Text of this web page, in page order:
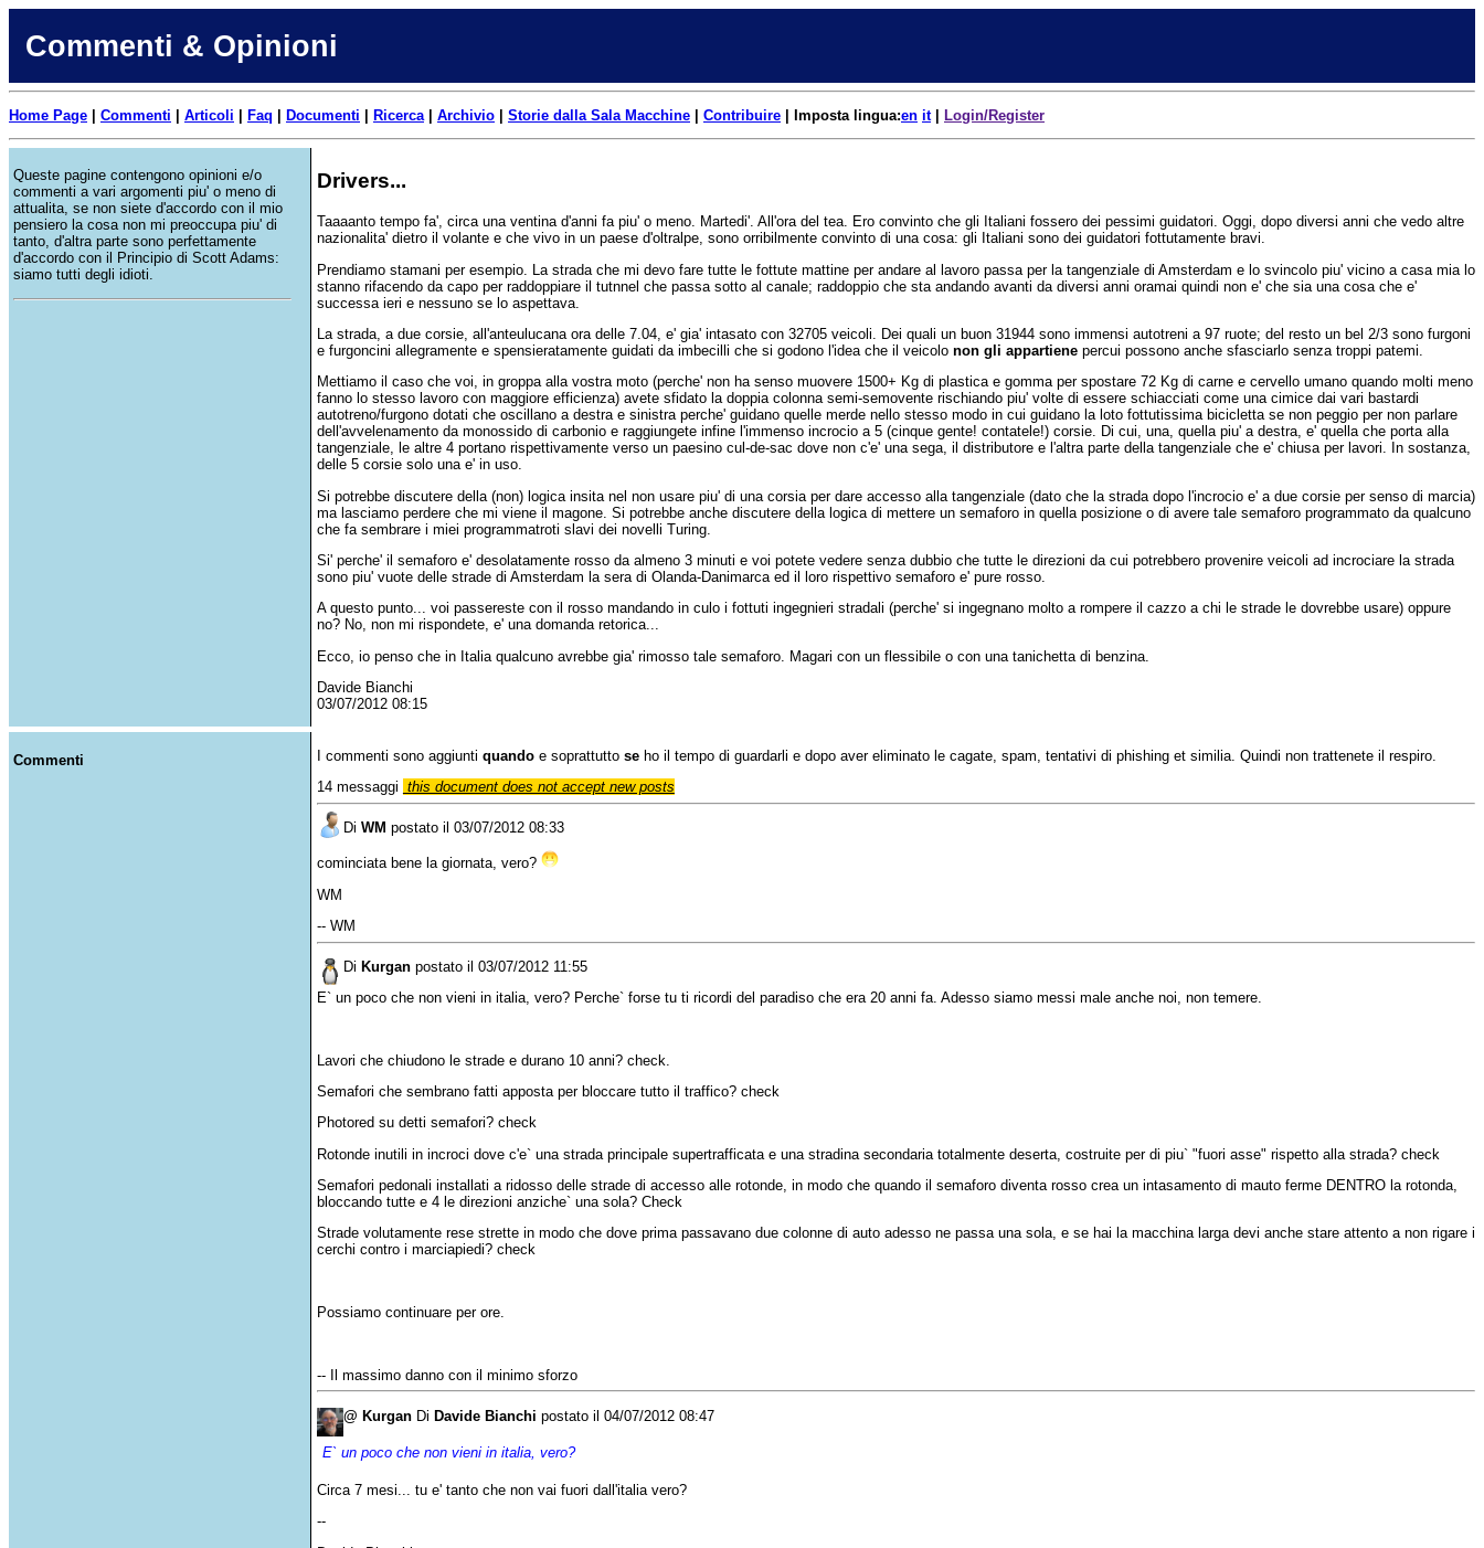
Commenti & Opinioni
Home Page Commenti Articoli Faq Documenti Ricerca Archivio Storie dalla Sala Macchine Contribuire | Imposta lingua:en it Login/Register
Queste pagine contengono opinioni e/o
commenti a vari argomenti piu' o meno di
attualita, se non siete d'accordo con il mio
pensiero la cosa non mi preoccupa piu' di
tanto, d'altra parte sono perfettamente
d'accordo con il Principio di Scott Adams:
siamo tutti degli idioti.
Drivers...
Taaaanto tempo fa', circa una ventina d'anni fa piu' o meno. Martedi'. All'ora del tea. Ero convinto che gli Italiani fossero dei pessimi guidatori. Oggi, dopo diversi anni che vedo altre
nazionalita' dietro il volante e che vivo in un paese d'oltralpe, sono orribilmente convinto di una cosa: gli Italiani sono dei guidatori fottutamente bravi.
Prendiamo stamani per esempio. La strada che mi devo fare tutte le fottute mattine per andare al lavoro passa per la tangenziale di Amsterdam e lo svincolo piu' vicino a casa mia lo
stanno rifacendo da capo per raddoppiare il tutnnel che passa sotto al canale; raddoppio che sta andando avanti da diversi anni oramai quindi non e' che sia una cosa che e'
successa ieri e nessuno se lo aspettava.
La strada, a due corsie, all'anteulucana ora delle 7.04, e' gia' intasato con 32705 veicoli. Dei quali un buon 31944 sono immensi autotreni a 97 ruote; del resto un bel 2/3 sono furgoni
e furgoncini allegramente e spensieratamente guidati da imbecilli che si godono l'idea che il veicolo non gli appartienepercui possono anche sfasciarlo senza troppi patemi.
Mettiamo il caso che voi, in groppa alla vostra moto (perche' non ha senso muovere 1500+ Kg di plastica e gomma per spostare 72 Kg di carne e cervello umano quando molti meno
fanno lo stesso lavoro con maggiore efficienza) avete sfidato la doppia colonna semi-semovente rischiando piu' volte di essere schiacciati come una cimice dai vari bastardi
autotreno/furgono dotati che oscillano a destra e sinistra perche' guidano quelle merde nello stesso modo in cui guidano la loto fottutissima bicicletta se non peggio per non parlare
dell'avvelenamento da monossido di carbonio e raggiungete infine l'immenso incrocio a 5 (cinque gente! contatele!) corsie. Di cui, una, quella piu' a destra, e' quella che porta alla
tangenziale, le altre 4 portano rispettivamente verso un paesino cul-de-sac dove non c'e' una sega, il distributore e l'altra parte della tangenziale che e' chiusa per lavori. In sostanza,
delle 5 corsie solo una e' in uso.
Si potrebbe discutere della (non) logica insita nel non usare piu' di una corsia per dare accesso alla tangenziale (dato che la strada dopo l'incrocio e' a due corsie per senso di marcia)
ma lasciamo perdere che mi viene il magone. Si potrebbe anche discutere della logica di mettere un semaforo in quella posizione o di avere tale semaforo programmato da qualcuno
che fa sembrare i miei programmatroti slavi dei novelli Turing.
Si' perche' il semaforo e' desolatamente rosso da almeno 3 minuti e voi potete vedere senza dubbio che tutte le direzioni da cui potrebbero provenire veicoli ad incrociare la strada
sono piu' vuote delle strade di Amsterdam la sera di Olanda-Danimarca ed il loro rispettivo semaforo e' pure rosso.
A questo punto... voi passereste con il rosso mandando in culo i fottuti ingegnieri stradali (perche' si ingegnano molto a rompere il cazzo a chi le strade le dovrebbe usare) oppure
no? No, non mi rispondete, e' una domanda retorica...
Ecco, io penso che in Italia qualcuno avrebbe gia' rimosso tale semaforo. Magari con un flessibile o con una tanichetta di benzina.
Davide Bianchi
03/07/2012 08:15
Commenti I commenti sono aggiunti quandoe soprattutto seho il tempo di guardarli e dopo aver eliminato le cagate, spam, tentativi di phishing et similia. Quindi non trattenete il respiro.
14 messaggi this document does not accept new posts
Di WM postato il 03/07/2012 08:33
cominciata benela giornata, vero?
WM
-- WM
Di Kurganpostato il 03/07/2012 11:55
E` un poco chenon vieni in italia, vero? Perche` forse tu ti ricordi del paradiso cheera 20 anni fa. Adesso siamo messi male anche noi, non temere.
Lavori che chiudonole stradee durano10 anni? check.
Semafori che sembrano fatti appostaper bloccare tutto il traffico? check
Photored su detti semafori? check
Rotonde inutili in incroci dove c'e` una strada principale supertrafficatae una stradina secondaria totalmente deserta, costruiteper di piu` "fuori asse" rispetto alla strada? check
Semafori pedonali installati a ridosso delle strade di accesso alle rotonde, in modo che quando il semaforo diventa rosso creaun intasamento di mauto ferme DENTROla rotonda,
bloccando tuttee 4 le direzioni anziche` una sola? Check
Strade volutamente rese strettein modo chedove prima passavanodue colonne di auto adessone passa una sola, e se hai la macchina larga devi anchestare attentoa non rigarei
cerchi controi marciapiedi? check
Possiamo continuareper ore.
-- Il massimo danno con il minimo sforzo
@ KurganDi Davide Bianchi postato il 04/07/2012 08:47
E` un poco che non vieni in italia, vero?
Circa 7 mesi... tu e' tanto che non vai fuori dall'italia vero?
--